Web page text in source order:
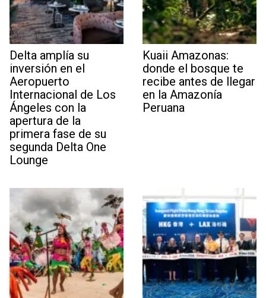
Delta amplía su
inversión en el
Aeropuerto
Internacional de Los
Ángeles con la
apertura de la
primera fase de su
segunda Delta One
Lounge
Kuaii Amazonas:
donde el bosque te
recibe antes de llegar
en la Amazonía
Peruana